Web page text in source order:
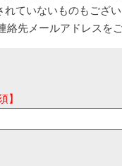
れていないものもござ
絡先メールアドレスを
】